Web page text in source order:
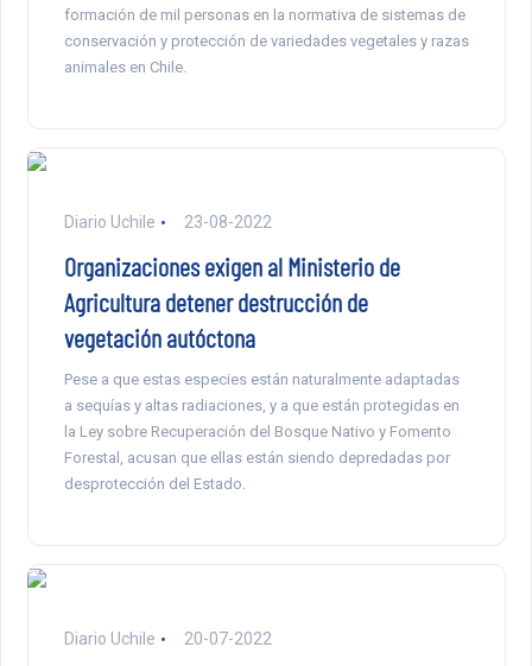
formación de mil personas en la normativa de sistemas de
conservación y protección de variedades vegetales y razas
animales en Chile.
Diario Uchile 23-08-2022
Organizaciones exigen al Ministerio de
Agricultura detener destrucción de
vegetación autóctona
Pese a que estas especies están naturalmente adaptadas
a sequías y altas radiaciones, y a que están protegidas en
la Ley sobre Recuperación del Bosque Nativo y Fomento
Forestal, acusan que ellas están siendo depredadas por
desprotección del Estado.
Diario Uchile 20-07-2022